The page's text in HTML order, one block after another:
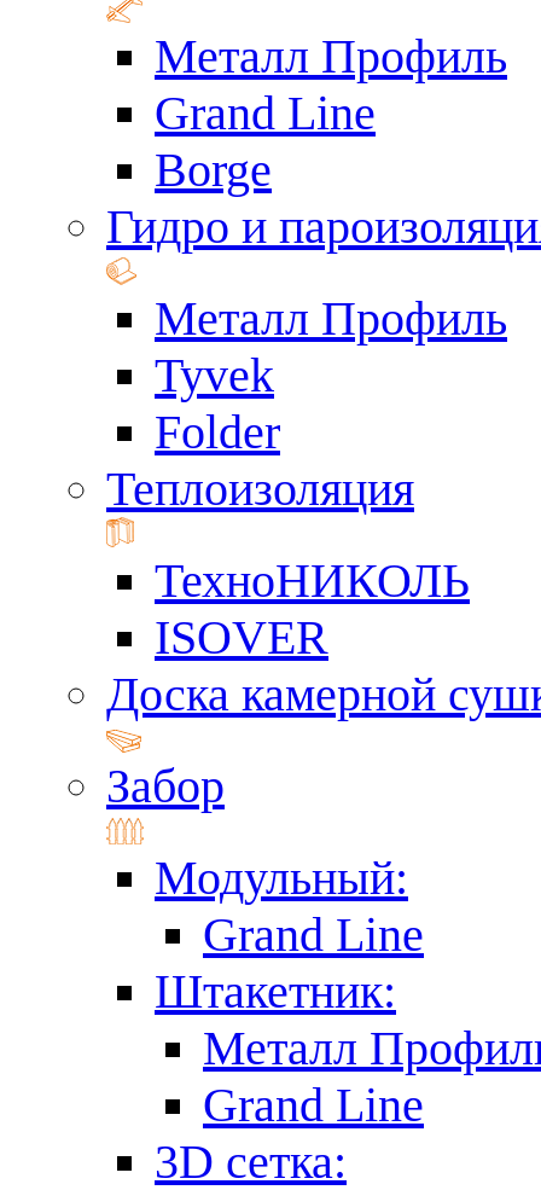
Металл Профиль
Grand Line
Borge
Гидро и
Металл Профиль
Tyvek
Folder
Теплоизоляция
ТехноНИКОЛЬ
ISOVER
Доска камерной
Забор
Модульный:
Grand Line
Штакетник:
Металл
Grand Line
3D сетка: